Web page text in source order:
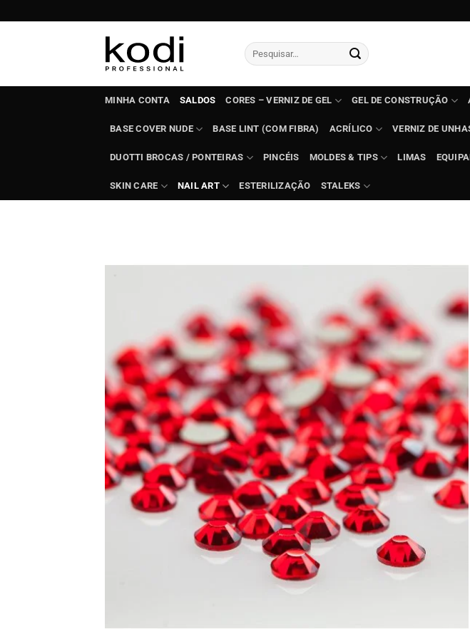
to
Pesquisar
por:
MINHA CONTA SALDOS CORES – VERNIZ DE GEL GEL DE CONSTRUÇÃO
BASE COVER NUDE BASE LINT (COM FIBRA) ACRÍLICO VERNIZ DE
DUOTTI BROCAS / PONTEIRAS PINCÉIS MOLDES & TIPS LIMAS
SKIN CARE NAIL ART ESTERILIZAÇÃO STALEKS